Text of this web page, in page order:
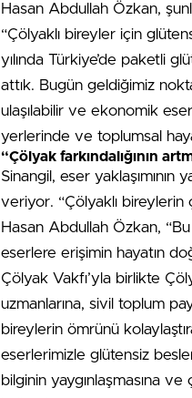
Hasan Abdullah Özkan,
“Çölyaklı bireyler için
yılında Türkiye’de paketli
attık. Bugün geldiğimiz
ulaşılabilir ve ekonomik
yerlerinde ve toplumsal
“Çölyak farkındalığının
Sinangil, eser yaklaşımının
veriyor. “Çölyaklı bireylerin
Hasan Abdullah Özkan, “Bu
eserlere erişimin hayatın
Çölyak Vakfı’yla birlikte
uzmanlarına, sivil toplum
bireylerin ömrünü
eserlerimizle glütensiz
bilginin yaygınlaşmasına ve